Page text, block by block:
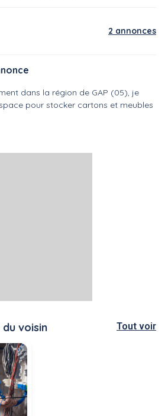
2 annonces
dans la région de GAP (05), je
pour stocker cartons et meubles
voisin Tout voir